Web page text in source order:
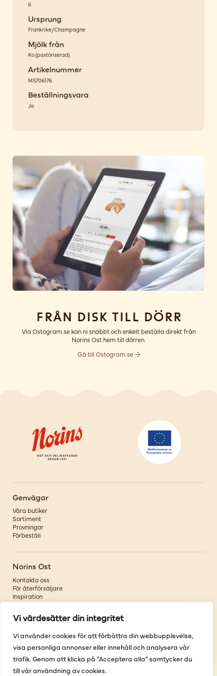
Vi värdesätter din integritet
Vi använder cookies för att förbättra din webbupplevelse,
visa personliga annonser eller innehåll och analysera vår
trafik. Genom att klicka på "Acceptera alla" samtycker du
till vår användning av cookies.
6
Ursprung
Frankrike/Champagne
Mjölk från
Ko(pastöriserad)
Artikelnummer
MS706176
Beställningsvara
Ja
Från disk till dörr
Via Ostogram.se kan ni snabbt och enkelt beställa direkt från
Norins Ost hem till dörren.
Gå till Ostogram.se
Genvägar
Våra butiker
Sortiment
Provningar
Förbeställ
Norins Ost
Kontakta oss
För återförsäljare
Inspiration
Om oss
Följ oss
Facebook
Instagram
Youtube